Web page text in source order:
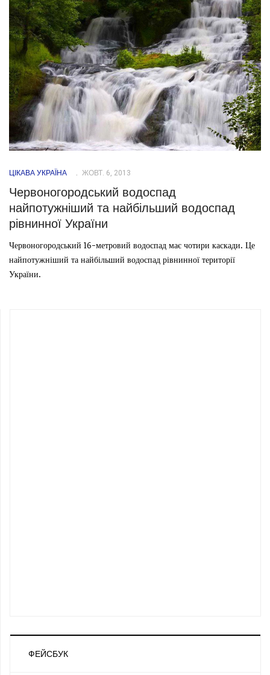
ЦІКАВА УКРАЇНА ЖОВТ. 6, 2013
Червоногородський водоспад
найпотужніший та найбільший водоспад
рівнинної України
Червоногородський 16-метровий водоспад має чотири каскади. Це
найпотужніший та найбільший водоспад рівнинної території
України.
ФЕЙСБУК